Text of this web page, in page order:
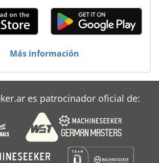
Más información
es patrocinador oficial de: